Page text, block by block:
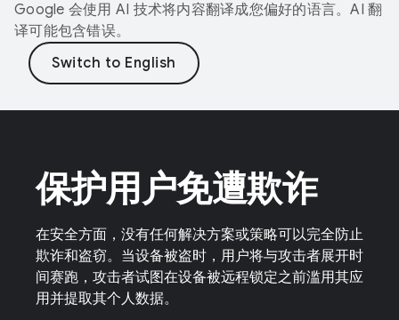
Google 会使用 AI 技术将内容翻译成您偏好的语言。AI 翻
译可能包含错误。
保护用户免遭欺诈
在安全方面，没有任何解决方案或策略可以完全防止
欺诈和盗窃。当设备被盗时，用户将与攻击者展开时
间赛跑，攻击者试图在设备被远程锁定之前滥用其应
用并提取其个人数据。